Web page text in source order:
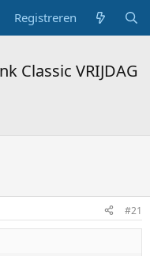
Registreren
Classic VRIJDAG
#21